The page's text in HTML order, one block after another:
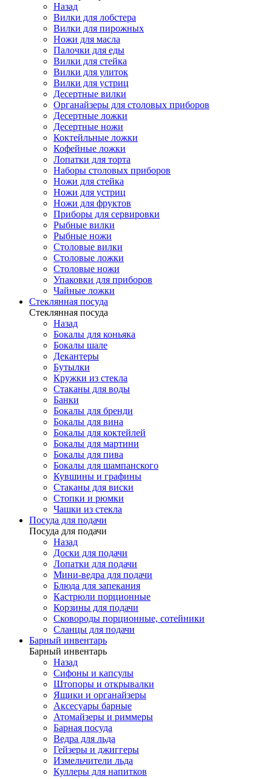
Назад
Вилки для лобстера
Вилки для пирожных
Ножи для масла
Палочки для еды
Вилки для стейка
Вилки для улиток
Вилки для устриц
Десертные вилки
Органайзеры для столовых приборов
Десертные ложки
Десертные ножи
Коктейльные ложки
Кофейные ложки
Лопатки для торта
Наборы столовых приборов
Ножи для стейка
Ножи для устриц
Ножи для фруктов
Приборы для сервировки
Рыбные вилки
Рыбные ножи
Столовые вилки
Столовые ложки
Столовые ножи
Упаковки для приборов
Чайные ложки
Стеклянная посуда
Стеклянная посуда
Назад
Бокалы для коньяка
Бокалы шале
Декантеры
Бутылки
Кружки из стекла
Стаканы для воды
Банки
Бокалы для бренди
Бокалы для вина
Бокалы для коктейлей
Бокалы для мартини
Бокалы для пива
Бокалы для шампанского
Кувшины и графины
Стаканы для виски
Стопки и рюмки
Чашки из стекла
Посуда для подачи
Посуда для подачи
Назад
Доски для подачи
Лопатки для подачи
Мини-ведра для подачи
Блюда для запекания
Кастрюли порционные
Корзины для подачи
Сковороды порционные, сотейники
Сланцы для подачи
Барный инвентарь
Барный инвентарь
Назад
Сифоны и капсулы
Штопоры и открывалки
Ящики и органайзеры
Аксесуары барные
Атомайзеры и риммеры
Барная посуда
Ведра для льда
Гейзеры и джиггеры
Измельчители льда
Куллеры для напитков